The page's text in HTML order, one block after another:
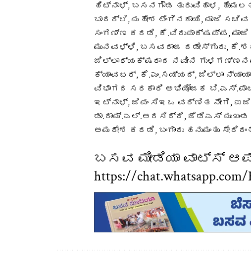
ಹಿಟ್ನಾಳ್, ಬಸನಗೌಡ ತುರುವಿಹಾಳ,
ಬಾದರ್ಲಿ, ಮಹೇಶ ಟೆಂಗಿನಕಾಯಿ, ಮಾಜಿ
ಸಂಗಣ್ಣ ಕರಡಿ, ಕೆ.ವಿರುಪಾಕ್ಷಪ್ಪ,
ಮುನವಳ್ಳಿ, ಬಸವರಾಜ ದಡೇಸ್ಗುರು,
ಜಿಲ್ಲಾಧ್ಯಕ್ಷರಾದ ನವೀನ
ಕ್ಯಾವಟರ್, ಕೆ.ಎಂ.ಸಯ್ಯದ್, ಜಿಲ್ಲಾ
ವಿಭಾಗದ ಸರಕಾರಿ ಅಭಿಯೋಜಕ
ಇಟ್ನಾಳ್, ಜಿಪಂ ಸಿಇಒ ವರ್ಣಿತ ನೇಗಿ,
ಡಾ.ರಾಮ್.ಎಲ್.ಅರಸಿದ್ದಿ, ಜೆಡಿಎಸ್ ಮುಖಂಡ
ಅಮರೇಶ ಕರಡಿ, ಬಂಗಾರು ಹನುಮಂತು
ಬಸವ ಮೀಡಿಯಾ ವಾಟ್ಸ್ ಆಪ್
https://